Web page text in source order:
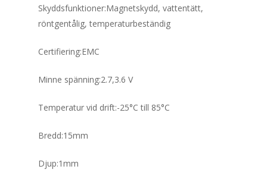
Skyddsfunktioner:Magnetskydd, vattentätt,
röntgentålig, temperaturbeständig
Certifiering:EMC
Minne spänning:2.7,3.6 V
Temperatur vid drift:-25°C till 85°C
Bredd:15mm
Djup:1mm